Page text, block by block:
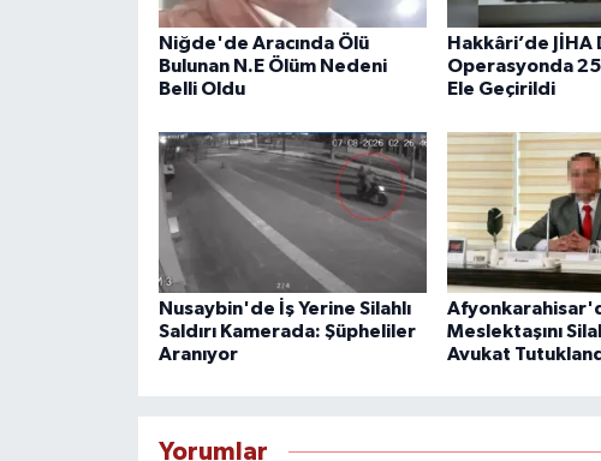
Niğde'de Aracında Ölü
Bulunan N.E Ölüm Nedeni
Belli Oldu
Hakkâri’de
Operasyonda
Ele Geçirildi
Nusaybin'de İş Yerine Silahlı
Saldırı Kamerada: Şüpheliler
Aranıyor
Meslektaşını
Avukat
Yorumlar